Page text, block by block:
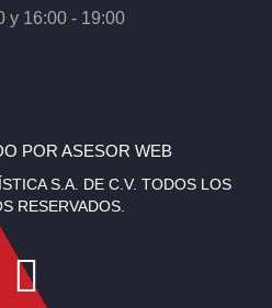
y 16:00 - 19:00
POR ASESOR WEB
S.A. DE C.V. TODOS LOS
RESERVADOS.